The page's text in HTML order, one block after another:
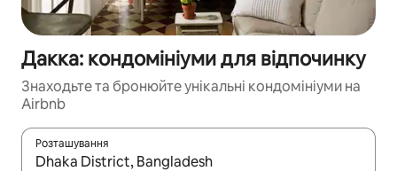
Дакка: кондомініуми для відпочинку
Знаходьте та бронюйте унікальні кондомініуми на
Airbnb
Розташування
Отримавши результати пошуку, використовуйте для